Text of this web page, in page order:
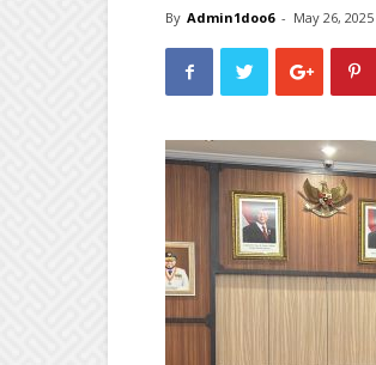
By Admin1doo6 - May 26, 2025